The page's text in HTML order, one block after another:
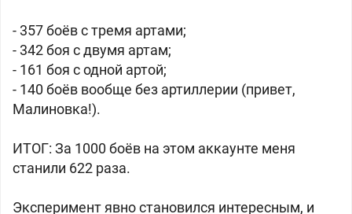
- 357 боёв с тремя артами;
- 342 боя с двумя артам;
- 161 боя с одной артой;
- 140 боёв вообще без артиллерии (привет,
Малиновка!).
ИТОГ: За 1000 боёв на этом аккаунте меня
станили 622 раза.
Эксперимент явно становился интересным, и